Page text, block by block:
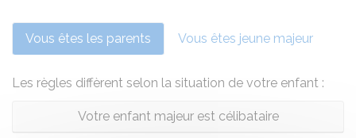
Vous êtes les parents Vous êtes jeune majeur
Les règles diffèrent selon la situation de votre enfant :
Votre enfant majeur est célibataire